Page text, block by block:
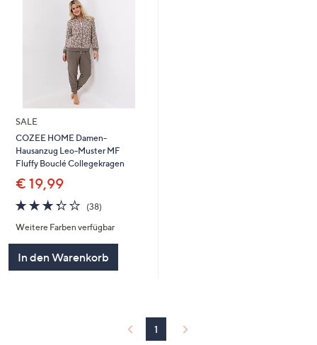
SALE
COZEE HOME Damen-
Hausanzug Leo-Muster MF
Fluffy Bouclé Collegekragen
€ 19,99
3.3
von
5
(38)
Weitere Farben verfügbar
In den Warenkorb
1